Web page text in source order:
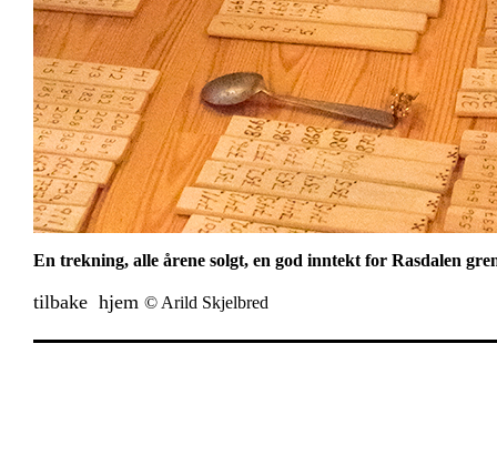
En trekning, alle årene solgt, en god inntekt for Rasdalen
tilbake hjem © Arild Skjelbred